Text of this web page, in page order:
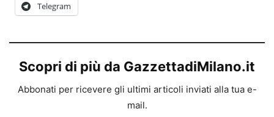
Telegram
Scopri di più da GazzettadiMilano.it
Abbonati per ricevere gli ultimi articoli inviati alla tua e-
mail.